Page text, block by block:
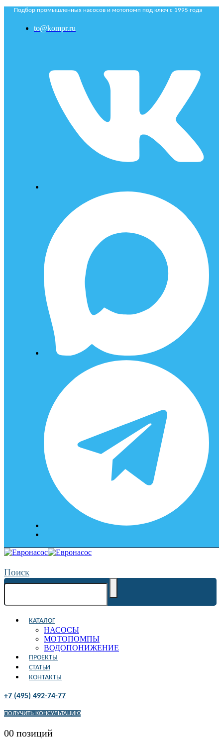
Подбор промышленных насосов и мотопомп под ключ с 1995 года
to@kompr.ru
Поиск
КАТАЛОГ
НАСОСЫ
МОТОПОМПЫ
ВОДОПОНИЖЕНИЕ
ПРОЕКТЫ
СТАТЬИ
КОНТАКТЫ
+7 (495) 492-74-77
ПОЛУЧИТЬ КОНСУЛЬТАЦИЮ
00 позиций